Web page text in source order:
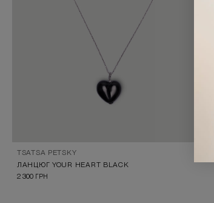
TSATSA PETSKY
ЛАНЦЮГ YOUR HEART BLACK
2 300 ГРН